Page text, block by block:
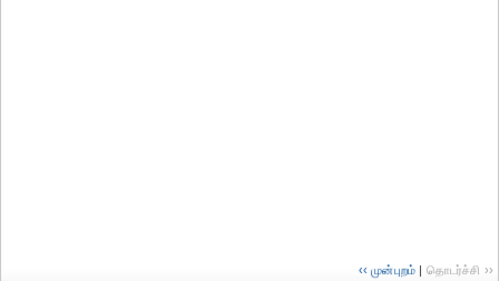
‹‹ முன்புறம் | தொடர்ச்சி ››